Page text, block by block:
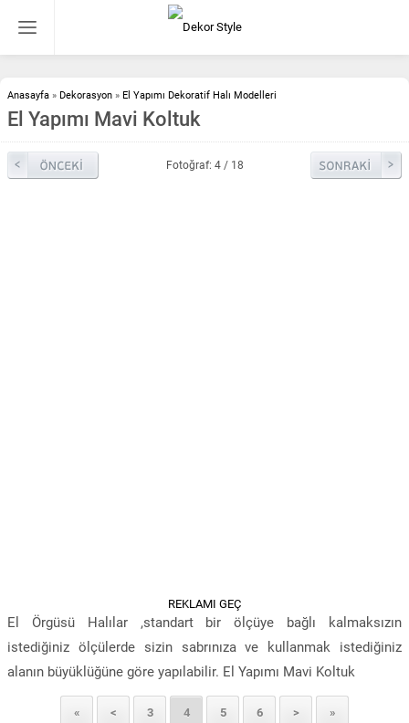
Anasayfa » Dekorasyon » El Yapımı Dekoratif Halı Modelleri
El Yapımı Mavi Koltuk
Fotoğraf: 4 / 18
REKLAMI GEÇ
El Örgüsü Halılar ,standart bir ölçüye bağlı kalmaksızın
istediğiniz ölçülerde sizin sabrınıza ve kullanmak istediğiniz
alanın büyüklüğüne göre yapılabilir. El Yapımı Mavi Koltuk
« < 3 4 5 6 > »